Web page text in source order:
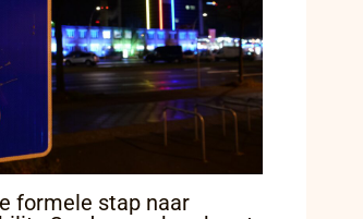
formele stap naar